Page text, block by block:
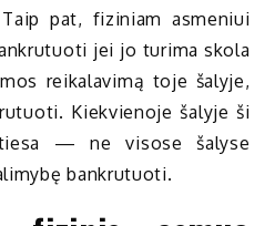
pat, fiziniam asmeniui
jei jo turima skola
reikalavimą toje šalyje,
Kiekvienoje šalyje ši
— ne visose šalyse
bankrutuoti.